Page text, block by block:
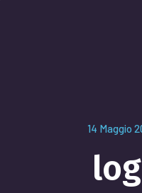
14 Maggio